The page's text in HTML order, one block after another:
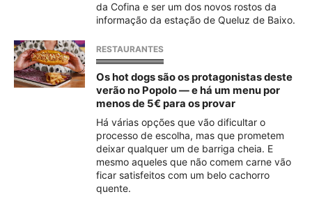
da Cofina e ser um dos novos rostos da
informação da estação de Queluz de Baixo.
RESTAURANTES
Os hot dogs são os protagonistas deste
verão no Popolo — e há um menu por
menos de 5€ para os provar
Há várias opções que vão dificultar o
processo de escolha, mas que prometem
deixar qualquer um de barriga cheia. E
mesmo aqueles que não comem carne vão
ficar satisfeitos com um belo cachorro
quente.